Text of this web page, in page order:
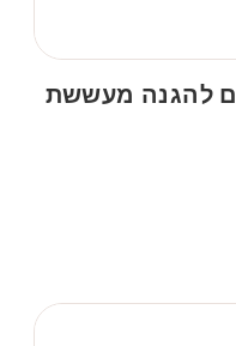
להגנה מעששת